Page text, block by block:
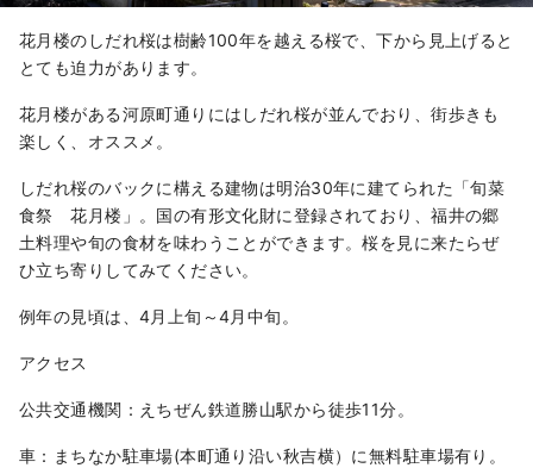
花月楼のしだれ桜は樹齢100年を越える桜で、下から見上げると
とても迫力があります。
花月楼がある河原町通りにはしだれ桜が並んでおり、街歩きも
楽しく、オススメ。
しだれ桜のバックに構える建物は明治30年に建てられた「旬菜
食祭 花月楼」。国の有形文化財に登録されており、福井の郷
土料理や旬の食材を味わうことができます。桜を見に来たらぜ
ひ立ち寄りしてみてください。
例年の見頃は、4月上旬～4月中旬。
アクセス
公共交通機関：えちぜん鉄道勝山駅から徒歩11分。
車：まちなか駐車場(本町通り沿い秋吉横）に無料駐車場有り。